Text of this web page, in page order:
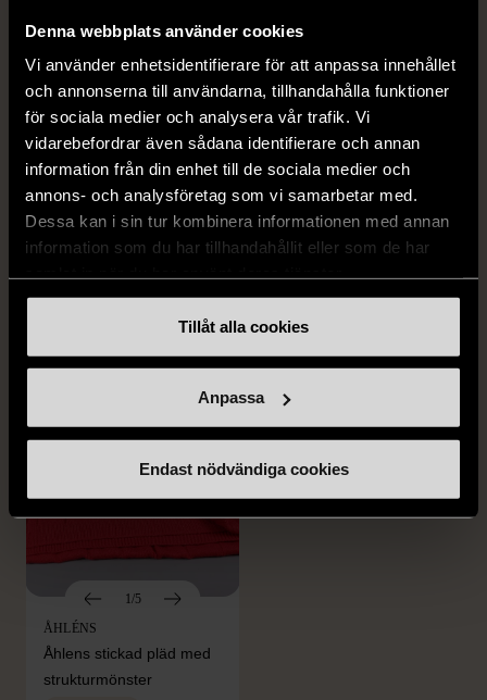
Denna webbplats använder cookies
Vi använder enhetsidentifierare för att anpassa innehållet
och annonserna till användarna, tillhandahålla funktioner
för sociala medier och analysera vår trafik. Vi
vidarebefordrar även sådana identifierare och annan
information från din enhet till de sociala medier och
annons- och analysföretag som vi samarbetar med.
Dessa kan i sin tur kombinera informationen med annan
information som du har tillhandahållit eller som de har
Tillåt alla cookies
Anpassa
Endast nödvändiga cookies
1/5
ÅHLÉNS
Åhlens - Tempo - Rosa
1/5
ÅHLÉNS
Åhlens - Tempo - Lila
1/5
ÅHLÉNS
Åhlens stickad pläd med
strukturmönster